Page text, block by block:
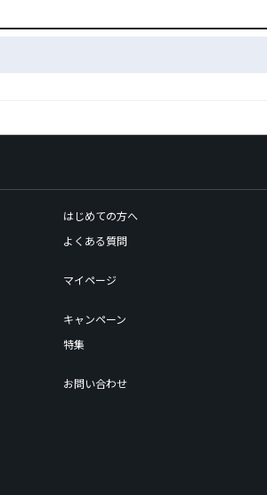
はじめての方へ
よくある質問
マイページ
キャンペーン
特集
お問い合わせ